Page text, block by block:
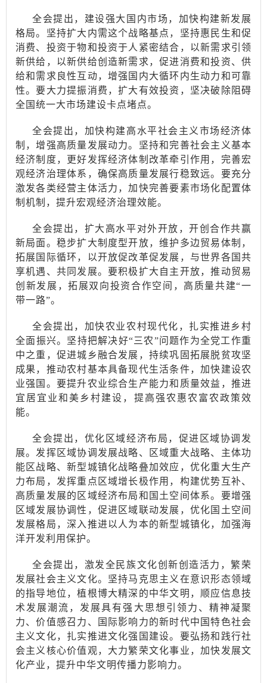
全会提出，建设强大国内市场，加快构建新发展
格局。坚持扩大内需这个战略基点，坚持惠民生和促
消费、投资于物和投资于人紧密结合，以新需求引领
新供给，以新供给创造新需求，促进消费和投资、供
给和需求良性互动，增强国内大循环内生动力和可靠
性。要大力提振消费，扩大有效投资，坚决破除阻碍
全国统一大市场建设卡点堵点。
全会提出，加快构建高水平社会主义市场经济体
制，增强高质量发展动力。坚持和完善社会主义基本
经济制度，更好发挥经济体制改革牵引作用，完善宏
观经济治理体系，确保高质量发展行稳致远。要充分
激发各类经营主体活力，加快完善要素市场化配置体
制机制，提升宏观经济治理效能。
全会提出，扩大高水平对外开放，开创合作共赢
新局面。稳步扩大制度型开放，维护多边贸易体制，
拓展国际循环，以开放促改革促发展，与世界各国共
享机遇、共同发展。要积极扩大自主开放，推动贸易
创新发展，拓展双向投资合作空间，高质量共建“一
带一路”。
全会提出，加快农业农村现代化，扎实推进乡村
全面振兴。坚持把解决好“三农”问题作为全党工作重
中之重，促进城乡融合发展，持续巩固拓展脱贫攻坚
成果，推动农村基本具备现代生活条件，加快建设农
业强国。要提升农业综合生产能力和质量效益，推进
宜居宜业和美乡村建设，提高强农惠农富农政策效
能。
全会提出，优化区域经济布局，促进区域协调发
展。发挥区域协调发展战略、区域重大战略、主体功
能区战略、新型城镇化战略叠加效应，优化重大生产
力布局，发挥重点区域增长极作用，构建优势互补、
高质量发展的区域经济布局和国土空间体系。要增强
区域发展协调性，促进区域联动发展，优化国土空间
发展格局，深入推进以人为本的新型城镇化，加强海
洋开发利用保护。
全会提出，激发全民族文化创新创造活力，繁荣
发展社会主义文化。坚持马克思主义在意识形态领域
的指导地位，植根博大精深的中华文明，顺应信息技
术发展潮流，发展具有强大思想引领力、精神凝聚
力、价值感召力、国际影响力的新时代中国特色社会
主义文化，扎实推进文化强国建设。要弘扬和践行社
会主义核心价值观，大力繁荣文化事业，加快发展文
化产业，提升中华文明传播力影响力。